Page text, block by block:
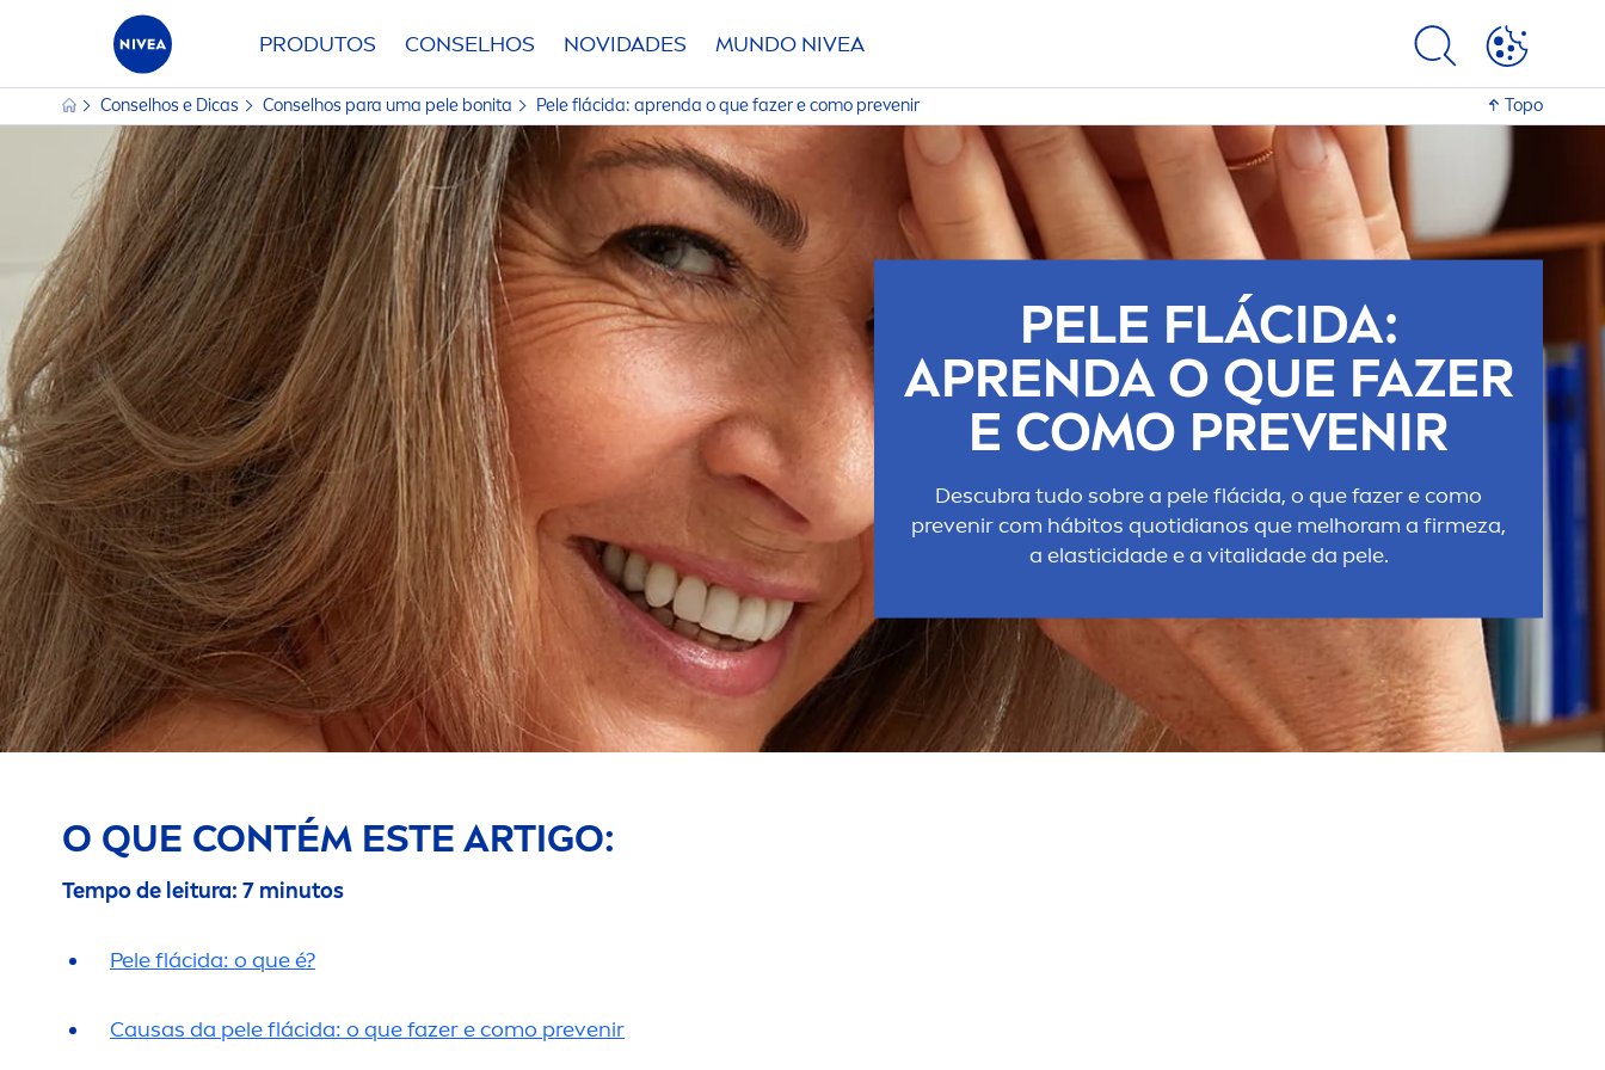
PRODUTOS CONSELHOS NOVIDADES MUNDO NIVEA
Conselhos e Dicas Conselhos para uma pele bonita Pele flácida: aprenda o que fazer e como prevenir Topo
PELE FLÁCIDA:
APRENDA O QUE FAZER
E COMO PREVENIR
Descubra tudo sobre a pele flácida, o que fazer e como
prevenir com hábitos quotidianos que melhoram a firmeza,
a elasticidade e a vitalidade da pele.
O QUE CONTÉM ESTE ARTIGO:
Tempo de leitura: 7 minutos
Pele flácida: o que é?
Causas da pele flácida: o que fazer e como prevenir